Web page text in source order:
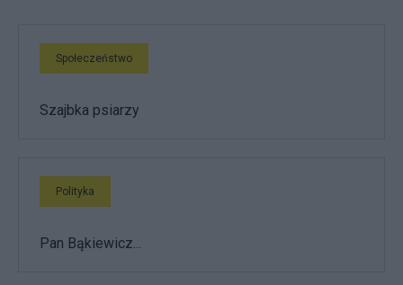
Społeczeństwo
Szajbka psiarzy
Polityka
Pan Bąkiewicz...